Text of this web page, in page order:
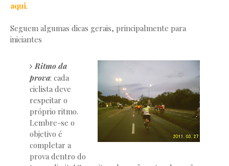
aqui.
Seguem algumas dicas gerais, principalmente para
iniciantes
Ritmo da
prova: cada
ciclista deve
respeitar o
próprio ritmo.
Lembre-se o
objetivo é
completar a
prova dentro do